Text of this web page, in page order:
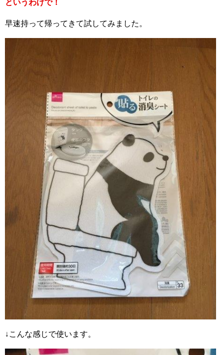
というわけで！
早速持って帰ってきて試してみました。
↓こんな感じで使います。